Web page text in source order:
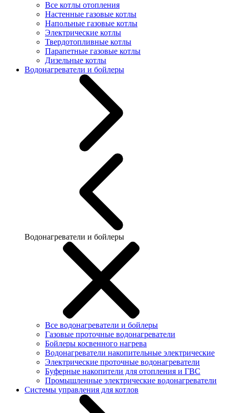
Все котлы отопления
Настенные газовые котлы
Напольные газовые котлы
Электрические котлы
Твердотопливные котлы
Парапетные газовые котлы
Дизельные котлы
Водонагреватели и бойлеры
Водонагреватели и бойлеры
Все водонагреватели и бойлеры
Газовые проточные водонагреватели
Бойлеры косвенного нагрева
Водонагреватели накопительные электрические
Электрические проточные водонагреватели
Буферные накопители для отопления и ГВС
Промышленные электрические водонагреватели
Системы управления для котлов